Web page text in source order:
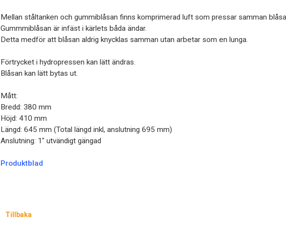
Mellan ståltanken och gummiblåsan finns komprimerad luft som pressar samman
Gummmiblåsan är infäst i kärlets båda ändar.
Detta medför att blåsan aldrig knycklas samman utan arbetar som en lunga.
Förtrycket i hydropressen kan lätt ändras.
Blåsan kan lätt bytas ut.
Mått:
Bredd: 380 mm
Höjd: 410 mm
Längd: 645 mm (Total längd inkl, anslutning 695 mm)
Anslutning: 1" utvändigt gängad
Produktblad
Tillbaka